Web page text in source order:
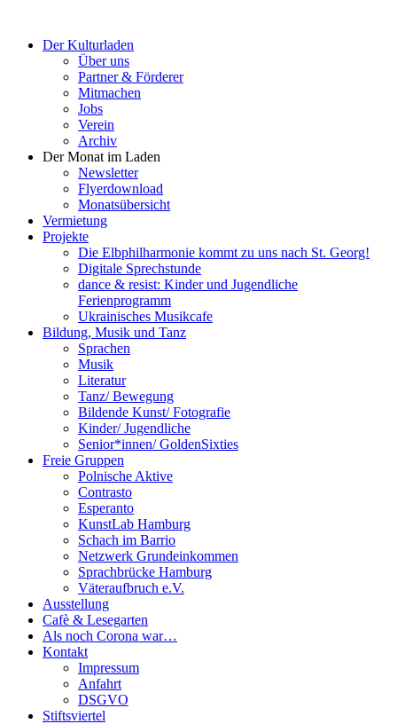
Der Kulturladen
Über uns
Partner & Förderer
Mitmachen
Jobs
Verein
Archiv
Der Monat im Laden
Newsletter
Flyerdownload
Monatsübersicht
Vermietung
Projekte
Die Elbphilharmonie kommt zu uns nach St. Georg!
Digitale Sprechstunde
dance & resist: Kinder und Jugendliche
Ferienprogramm
Ukrainisches Musikcafe
Bildung, Musik und Tanz
Sprachen
Musik
Literatur
Tanz/ Bewegung
Bildende Kunst/ Fotografie
Kinder/ Jugendliche
Senior*innen/ GoldenSixties
Freie Gruppen
Polnische Aktive
Contrasto
Esperanto
KunstLab Hamburg
Schach im Barrio
Netzwerk Grundeinkommen
Sprachbrücke Hamburg
Väteraufbruch e.V.
Ausstellung
Cafè & Lesegarten
Als noch Corona war…
Kontakt
Impressum
Anfahrt
DSGVO
Stiftsviertel